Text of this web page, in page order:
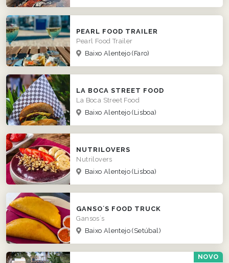
PEARL FOOD TRAILER
Pearl Food Trailer
Baixo Alentejo(Faro)
LA BOCA STREET FOOD
La Boca Street Food
Baixo Alentejo(Lisboa)
NUTRILOVERS
Nutrilovers
Baixo Alentejo(Lisboa)
GANSO´S FOOD TRUCK
Gansos´s
Baixo Alentejo(Setúbal)
NOVO